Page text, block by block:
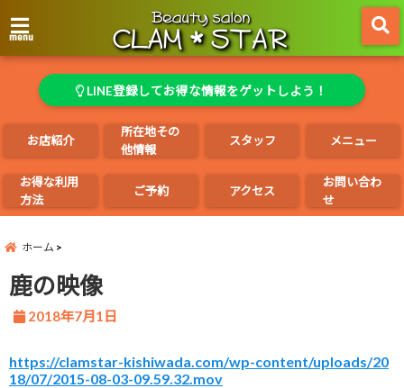
menu
LINE登録してお得な情報をゲットしよう！
お店紹介
所在地その
他情報
スタッフ メニュー
お得な利用
方法
ご予約 アクセス
お問い合わ
せ
ホーム
鹿の映像
2018年7月1日
https://clamstar-kishiwada.com/wp-content/uploads/20
18/07/2015-08-03-09.59.32.mov